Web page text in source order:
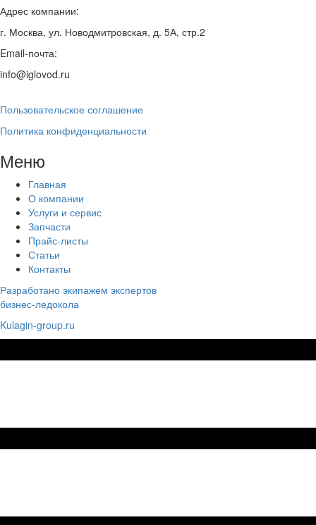
Адрес компании:
г. Москва, ул. Новодмитровская, д. 5А, стр.2
Email-почта:
info@iglovod.ru
Пользовательское соглашение
Политика конфиденциальности
Меню
Главная
О компании
Услуги и сервис
Запчасти
Прайс-листы
Статьи
Контакты
Разработано экипажем экспертов
бизнес-ледокола
Kulagin-group.ru